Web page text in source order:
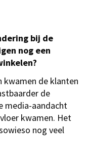
bij de
nog een
kwamen de klanten
de
media-aandacht
kwamen. Het
nog veel